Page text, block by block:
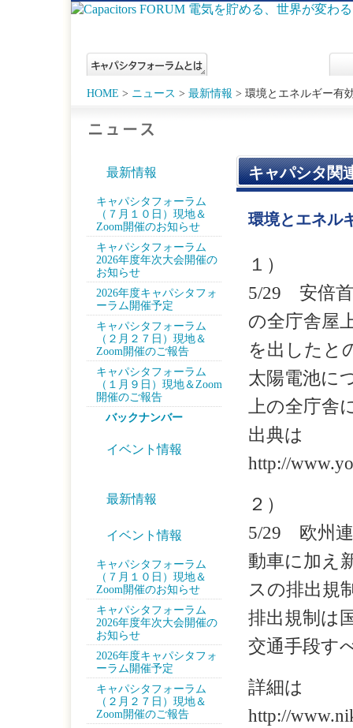
HOME > ニュース > 最新情報 > 環境とエネルギー有
キャパシタ関
環境とエネル
１）
5/29 安倍首
の全庁舎屋
を出したと
太陽電池に
上の全庁舎
出典は
http://
２）
5/29 欧州連
動車に加え
スの排出規
排出規制は
交通手段す
詳細は
http://
最新情報
キャパシタフォーラム
（７月１０日）現地＆
Zoom開催のお知らせ
キャパシタフォーラム
2026年度年次大会開催の
お知らせ
2026年度キャパシタフォ
ーラム開催予定
キャパシタフォーラム
（２月２７日）現地＆
Zoom開催のご報告
キャパシタフォーラム
（１月９日）現地＆Zoom
開催のご報告
バックナンバー
イベント情報
最新情報
イベント情報
キャパシタフォーラム
（７月１０日）現地＆
Zoom開催のお知らせ
キャパシタフォーラム
2026年度年次大会開催の
お知らせ
2026年度キャパシタフォ
ーラム開催予定
キャパシタフォーラム
（２月２７日）現地＆
Zoom開催のご報告